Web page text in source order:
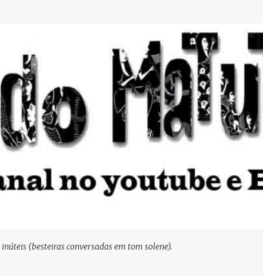
(besteiras conversadas em tom solene).